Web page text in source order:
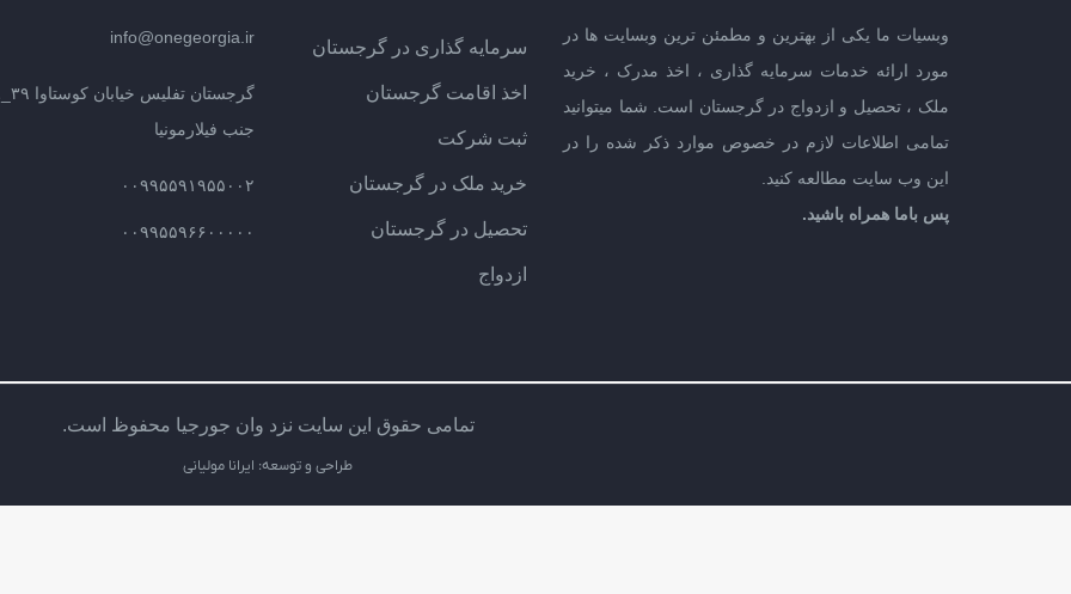
وبسیات ما یکی از بهترین و مطمئن ترین وبسایت ها در
مورد ارائه خدمات سرمایه گذاری ، اخذ مدرک ، خرید
ملک ، تحصیل و ازدواج در گرجستان است. شما میتوانید
تمامی اطلاعات لازم در خصوص موارد ذکر شده را در
این وب سایت مطالعه کنید.
پس باما همراه باشید.
سرمایه گذاری در گرجستان
اخذ اقامت گرجستان
ثبت شرکت
خرید ملک در گرجستان
تحصیل در گرجستان
ازدواج
info@onegeorgia.ir
جنب فیلارمونیا
۰۰۹۹۵۵۹۱۹۵۵۰۰۲
۰۰۹۹۵۵۹۶۶۰۰۰۰۰
تمامی حقوق این سایت نزد وان جورجیا محفوظ است.
طراحی و توسعه: ایرانا مولیانی